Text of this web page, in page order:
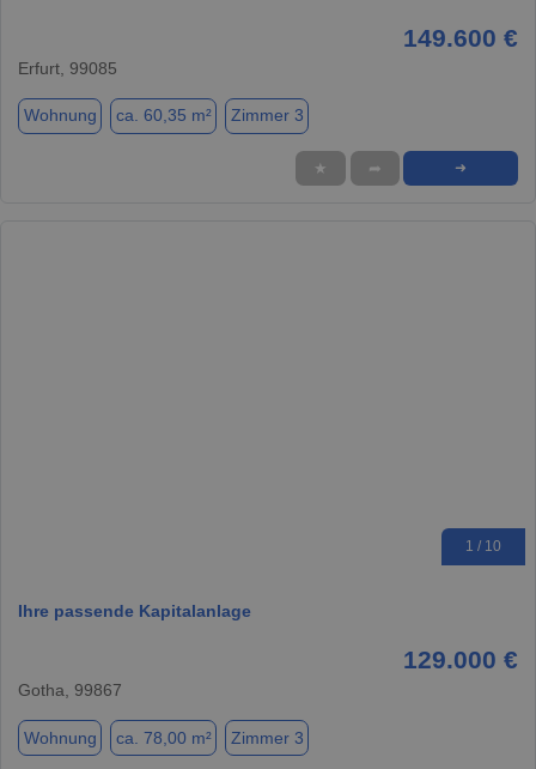
149.600 €
Erfurt, 99085
Wohnung ca. 60,35 m² Zimmer 3
★ ➦ ➜
1 / 10
Ihre passende Kapitalanlage
129.000 €
Gotha, 99867
Wohnung ca. 78,00 m² Zimmer 3